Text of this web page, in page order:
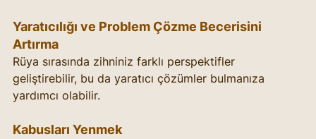
Yaratıcılığı ve Problem Çözme Becerisini
Artırma
Rüya sırasında zihniniz farklı perspektifler
geliştirebilir, bu da yaratıcı çözümler bulmanıza
yardımcı olabilir.
Kabusları Yenmek